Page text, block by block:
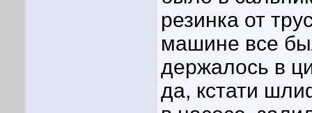
резинка от
машине все
держалось в
да, кстати